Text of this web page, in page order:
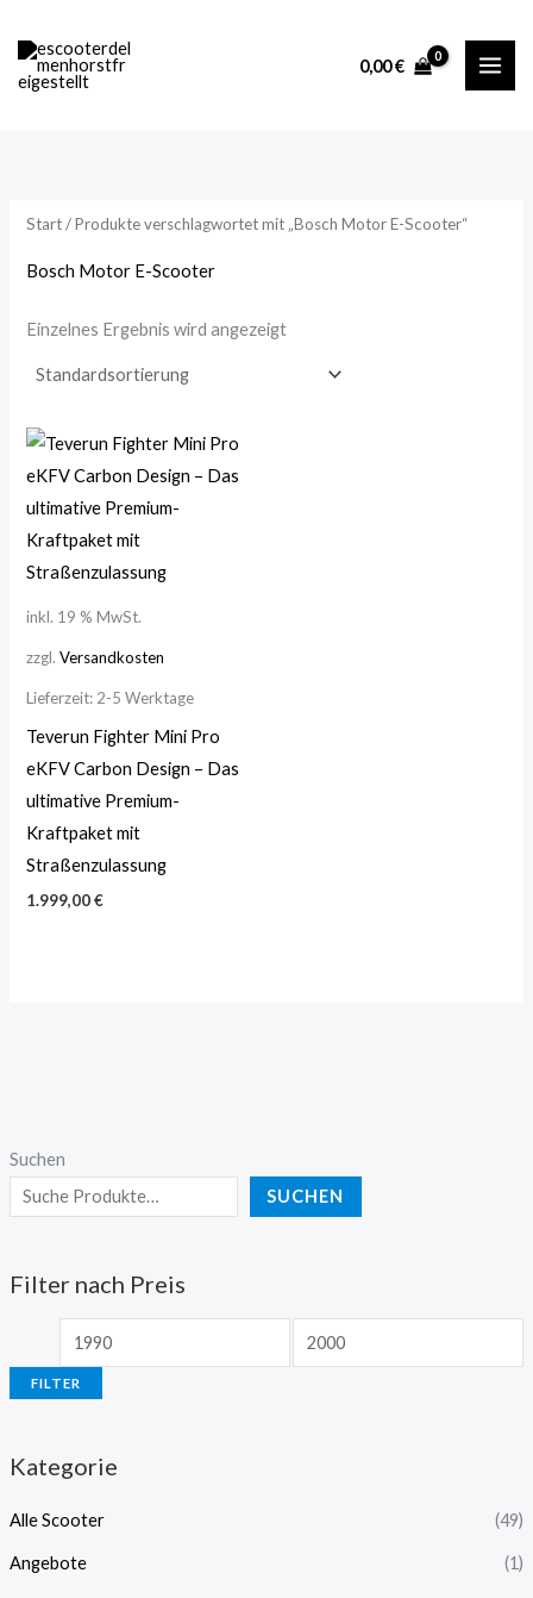
Inhalt
springen
0,00€
Suchen
SUCHEN
Filter nach Preis
i
n
e
i
e
FILTER
Kategorie
Alle Scooter (49)
Angebote (1)
Start/ Produkte verschlagwortet mit „Bosch Motor E-Scooter“
Bosch Motor E-Scooter
Einzelnes Ergebnis wird angezeigt
inkl. 19 % MwSt.
zzgl.Versandkosten
Lieferzeit: 2-5 Werktage
Teverun Fighter Mini Pro
eKFV Carbon Design – Das
ultimative Premium-
Kraftpaket mit
Straßenzulassung
1.999,00€